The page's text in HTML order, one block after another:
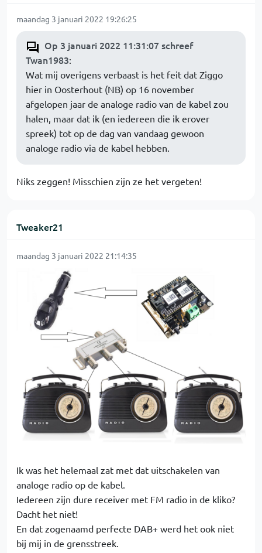
maandag 3 januari 2022 19:26:25
Op 3 januari 2022 11:31:07 schreef
Twan1983:
Wat mij overigens verbaast is het feit dat Ziggo
hier in Oosterhout (NB) op 16 november
afgelopen jaar de analoge radio van de kabel zou
halen, maar dat ik (en iedereen die ik erover
spreek) tot op de dag van vandaag gewoon
analoge radio via de kabel hebben.
Niks zeggen! Misschien zijn ze het vergeten!
Tweaker21
maandag 3 januari 2022 21:14:35
Ik was het helemaal zat met dat uitschakelen van
analoge radio op de kabel.
Iedereen zijn dure receiver met FM radio in de kliko?
Dacht het niet!
En dat zogenaamd perfecte DAB+ werd het ook niet
bij mij in de grensstreek.